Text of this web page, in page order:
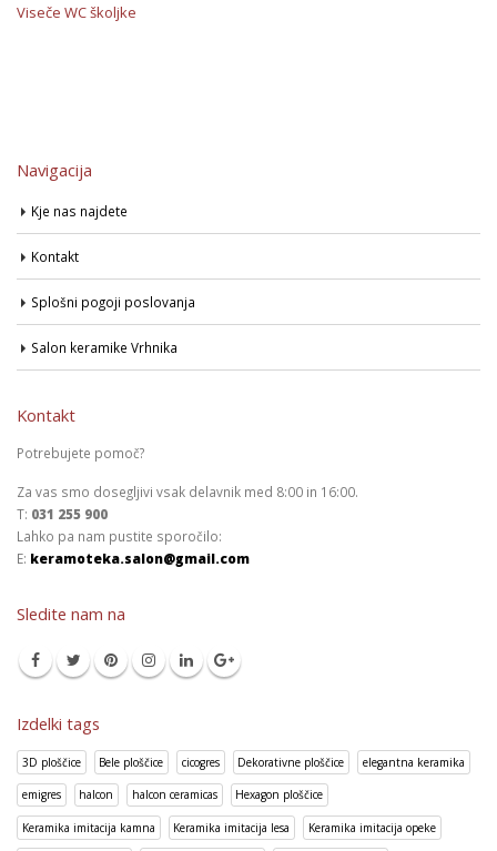
Viseče WC školjke
Navigacija
Kje nas najdete
Kontakt
Splošni pogoji poslovanja
Salon keramike Vrhnika
Kontakt
Potrebujete pomoč?
Za vas smo dosegljivi vsak delavnik med 8:00 in 16:00.
T: 031 255 900
Lahko pa nam pustite sporočilo:
E: keramoteka.salon@gmail.com
Sledite nam na
Izdelki tags
3D ploščice Bele ploščice cicogres Dekorativne ploščice elegantna keramika
emigres halcon halcon ceramicas Hexagon ploščice
Keramika imitacija kamna Keramika imitacija lesa Keramika imitacija opeke